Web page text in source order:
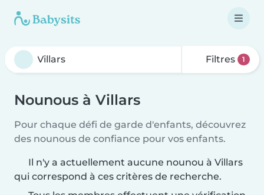
Filtres 1
Nounous à Villars
Pour chaque défi de garde d'enfants, découvrez
des nounous de confiance pour vos enfants.
Il n'y a actuellement aucune nounou à Villars
qui correspond à ces critères de recherche.